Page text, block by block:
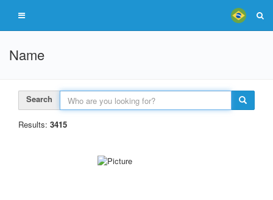
Name
Search
Results: 3415